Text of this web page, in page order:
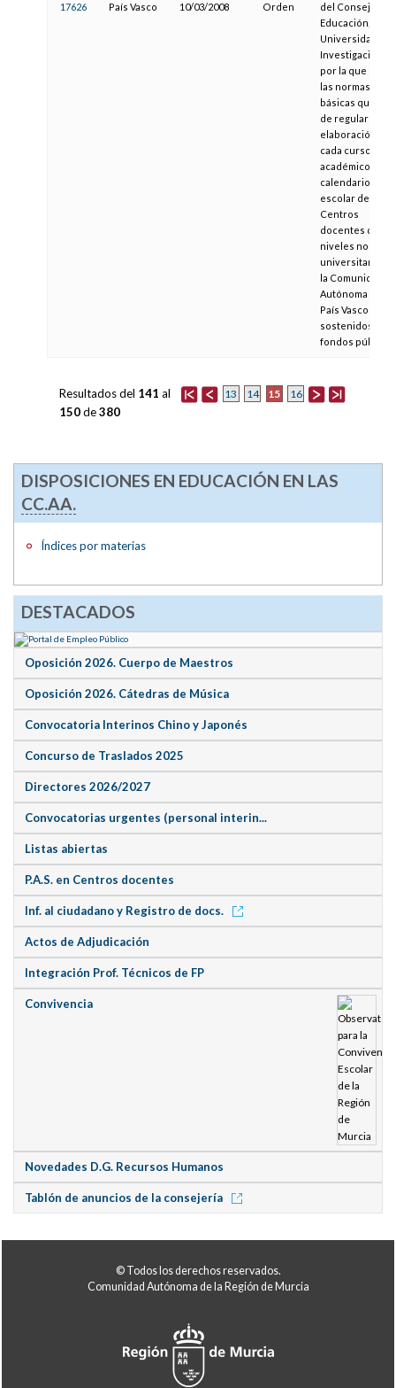
17626 País Vasco 10/03/2008 Orden
del Consejero
Educación,
Universidades e
Investigación,
por la que se
las normas
básicas que han
de regular la
elaboración, en
cada curso
académico, del
calendario
escolar de los
Centros
docentes de los
niveles no
universitarios
la Comunidad
Autónoma del
País Vasco
sostenidos con
fondos públicos
13 14 15 16
Resultados del 141 al
150de380
DISPOSICIONES EN EDUCACIÓN EN LAS
CC.AA.
Índices por materias
DESTACADOS
Oposición 2026. Cuerpo de Maestros
Oposición 2026. Cátedras de Música
Convocatoria Interinos Chino y Japonés
Concurso de Traslados 2025
Directores 2026/2027
Convocatorias urgentes (personal interin...
Listas abiertas
P.A.S. en Centros docentes
Inf. al ciudadano y Registro de docs.
Actos de Adjudicación
Integración Prof. Técnicos de FP
Convivencia
Novedades D.G. Recursos Humanos
Tablón de anuncios de la consejería
© Todos los derechos reservados.
Comunidad Autónoma de la Región de Murcia